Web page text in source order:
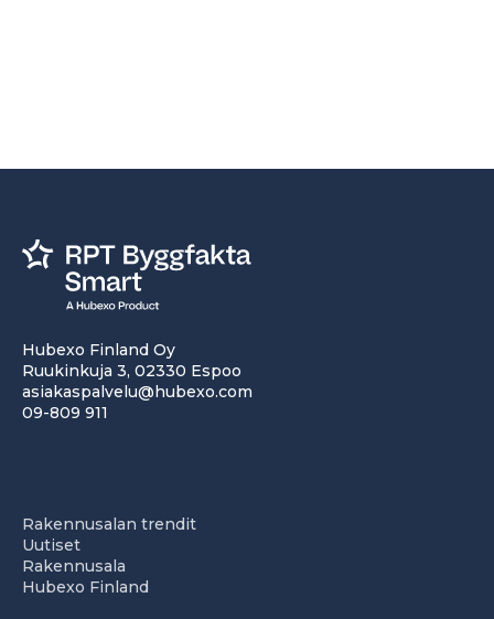
Hubexo Finland Oy
Ruukinkuja 3, 02330 Espoo
asiakaspalvelu@hubexo.com
09-809 911
Rakennusalan trendit
Uutiset
Rakennusala
Hubexo Finland